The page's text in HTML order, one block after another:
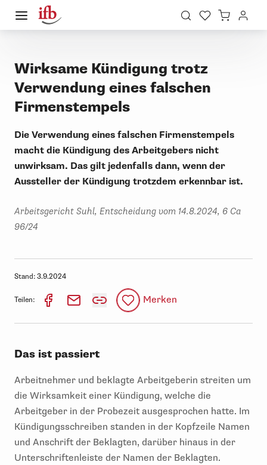
Wirksame Kündigung trotz
Verwendung eines falschen
Firmenstempels
Die Verwendung eines falschen Firmenstempels
macht die Kündigung des Arbeitgebers nicht
unwirksam. Das gilt jedenfalls dann, wenn der
Aussteller der Kündigung trotzdem erkennbar ist.
Arbeitsgericht Suhl, Entscheidung vom 14.8.2024, 6 Ca
96/24
Stand: 3.9.2024
Teilen: Merken
Das ist passiert
Arbeitnehmer und beklagte Arbeitgeberin streiten um
die Wirksamkeit einer Kündigung, welche die
Arbeitgeber in der Probezeit ausgesprochen hatte. Im
Kündigungsschreiben standen in der Kopfzeile Namen
und Anschrift der Beklagten, darüber hinaus in der
Unterschriftenleiste der Namen der Beklagten.